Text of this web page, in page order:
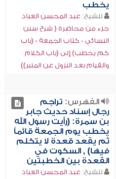
يخطب
للشيخ: عبد المحسن العباد
جزء من محاضرة ( شرح سنن
النسائي - كتاب الجمعة - (باب
كم يخطب) إلى (باب الكلام
والقيام بعد النزول عن المنبر))
الفهرس: تراجم
رجال إسناد حديث جابر
بن سمرة: (رأيت رسول الله
يخطب يوم الجمعة قائماً
ثم يقعد قعدة لا يتكلم
فيها) , السكوت في
القعدة بين الخطبتين
للشيخ: عبد المحسن العباد